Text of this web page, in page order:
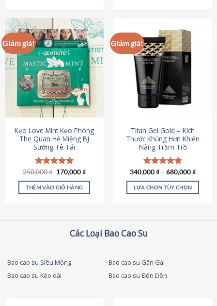
có
nhiều
biến
tùy
chọn
có
chọn
trên
trang
sản
phẩm
Giảm giá!
Kẹo Love Mint Kẹo Phòng
The Quan Hệ Miệng BJ
Sướng Tê Tái
Được xếp
hạng5.00
5 sao
250,000₫ Giá
là:
250,000 ₫.
170,000₫Giá
tại
THÊM VÀO GIỎ HÀNG
Giảm giá!
Titan Gel Gold – Kích
Thước Khủng Hơn Khiến
Nàng Trầm Trồ
Được xếp
hạng4.79
5 sao
340,000₫ – 680,000₫
LỰA CHỌN TÙY CHỌN
thể.
tùy
Các Loại Bao Cao Su
Bao cao su Siêu Mỏng
Bao cao su Gân Gai
Bao cao su Kéo dài
Bao cao su Đôn Dên